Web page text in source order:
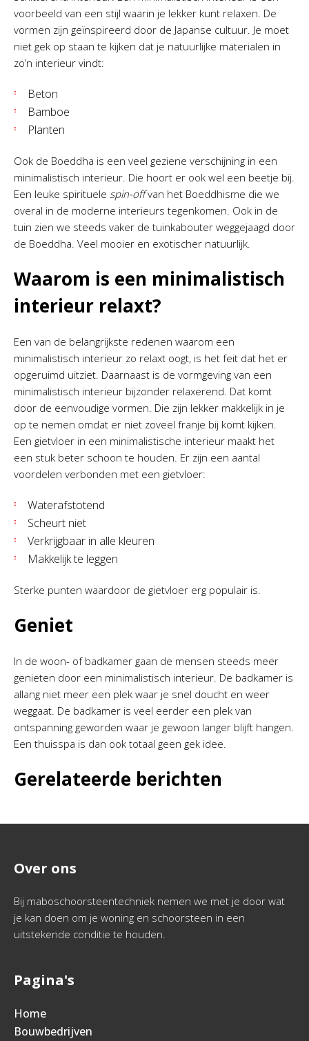
voorbeeld van een stijl waarin je lekker kunt relaxen. De
vormen zijn geïnspireerd door de Japanse cultuur. Je moet
niet gek op staan te kijken dat je natuurlijke materialen in
zo’n interieur vindt:
Beton
Bamboe
Planten
Ook de Boeddha is een veel geziene verschijning in een
minimalistisch interieur. Die hoort er ook wel een beetje bij.
Een leuke spirituele spin-offvan het Boeddhisme die we
overal in de moderne interieurs tegenkomen. Ook in de
tuin zien we steeds vaker de tuinkabouter weggejaagd door
de Boeddha. Veel mooier en exotischer natuurlijk.
Waarom is een minimalistisch
interieur relaxt?
Een van de belangrijkste redenen waarom een
minimalistisch interieur zo relaxt oogt, is het feit dat het er
opgeruimd uitziet. Daarnaast is de vormgeving van een
minimalistisch interieur bijzonder relaxerend. Dat komt
door de eenvoudige vormen. Die zijn lekker makkelijk in je
op te nemen omdat er niet zoveel franje bij komt kijken.
Een gietvloer in een minimalistische interieur maakt het
een stuk beter schoon te houden. Er zijn een aantal
voordelen verbonden met een gietvloer:
Waterafstotend
Scheurt niet
Verkrijgbaar in alle kleuren
Makkelijk te leggen
Sterke punten waardoor de gietvloer erg populair is.
Geniet
In de woon- of badkamer gaan de mensen steeds meer
genieten door een minimalistisch interieur. De badkamer is
allang niet meer een plek waar je snel doucht en weer
weggaat. De badkamer is veel eerder een plek van
ontspanning geworden waar je gewoon langer blijft hangen.
Een thuisspa is dan ook totaal geen gek idee.
Gerelateerde berichten
Over ons
Bij maboschoorsteentechniek nemen we met je door wat
je kan doen om je woning en schoorsteen in een
uitstekende conditie te houden.
Pagina's
Home
Bouwbedrijven